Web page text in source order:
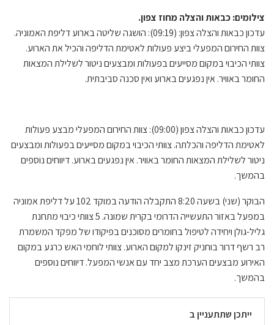
צילומים: כבאות והצלה מחוז צפון.
עדכון כבאות והצלה צפון: (09:19): הושגה שליטה בארוע דליפת האמוניה.
צוות החירום המפעלי ביצע פעולות לאטימת הדליפה והכיל את הארוע.
צוותי הכיבוי במקום מסייעים בפעולות ומבצעים ניטור לשלילת המצאות
החומר באוויר. אין נפגעים בארוע ואין סכנה סביבתית.
עדכון כבאות והצלה צפון (09:00): צוות החירום המפעלי מבצע פעולות
לאטימת הדליפה והכלתה. צוותי הכיבוי במקום מסייעים בפעולות ומבצעים
ניטור לשלילת המצאות החומר באוויר. אין נפגעים בארוע. דיווחים נוספים
בהמשך.
הבוקר (שני) בשעה 8:20 התקבלה הודעה במוקד 102 על דליפת אמוניה
במפעל באזור התעשייה הדרומי בקרית שמונה. 5 צוותי כיבוי מתחנת
גליל-גולן ויחידה לטיפול בחומרים מסוכנים בפיקודו של מפקד המשמרת
רב רשף דרור בוחניק זינקו למקום הארוע. צוותי לוחמי האש כרגע במקום
האירוע מבצעים הערכת מצב יחד עם אנשי המפעל. דיווחים נוספים
בהמשך.
ייתכן שתתעניין ב